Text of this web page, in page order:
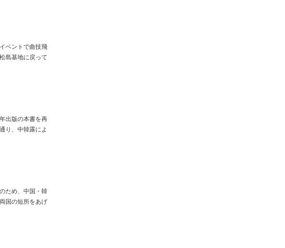
ベントで曲技飛
島基地に戻って
出版の本書を再
り、中韓露によ
ため、中国・韓
国の短所をあげ